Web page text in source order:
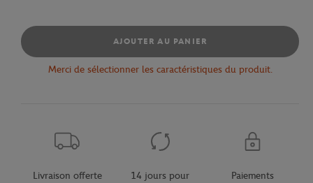
AJOUTER AU PANIER
Merci de sélectionner les caractéristiques du produit.
Livraison offerte
14 jours pour
Paiements